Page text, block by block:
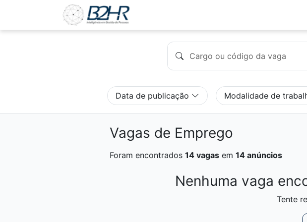
Data de publicação Modalidade de
Vagas de Emprego
Foram encontrados 14 vagas em 14 anúncios
Nenhuma vaga
Tente